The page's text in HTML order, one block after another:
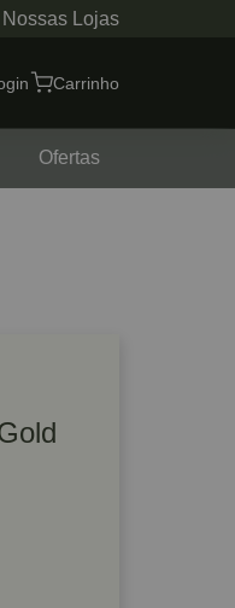
Nossas Lojas
Carrinho
Ofertas